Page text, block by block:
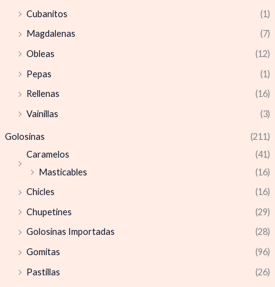
Cubanitos
(1)
Magdalenas
(7)
Obleas
(12)
Pepas
(1)
Rellenas
(16)
Vainillas
(3)
Golosinas
(211)
Caramelos
(41)
Masticables
(16)
Chicles
(16)
Chupetines
(29)
Golosinas Importadas
(28)
Gomitas
(96)
Pastillas
(26)